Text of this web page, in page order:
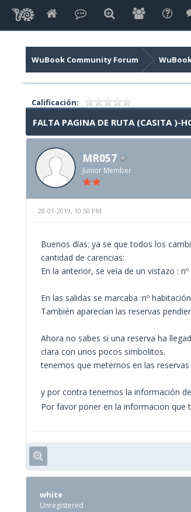
WuBook Community Forum
Calificación:
FALTA PAGINA DE RUTA (CASITA )-
MR057
Junior Member
28-01-2019, 10:50 PM
Buenos días: ya se que todos los
cantidad de carencias:
En la anterior, se veía de un vistazo :
En las salidas se marcaba :nº
También aparecían las reservas
Ahora no sabes si una reserva ha
clara con unos pocos simbolitos.
tenemos que meternos en las
y por contra tenemos la información
Por favor poner en la informacion que
white
Unregistered